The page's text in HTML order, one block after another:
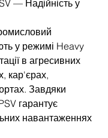
— Надійність у
у режимі Heavy
в агресивних
кар'єрах,
Завдяки
гарантує
навантаженнях